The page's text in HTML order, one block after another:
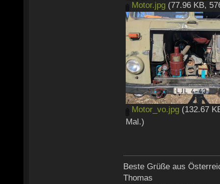
Motor.jpg (77.96 KB,
Motor_vo.jpg (132.67
Mal.)
Beste Grüße aus
Thomas